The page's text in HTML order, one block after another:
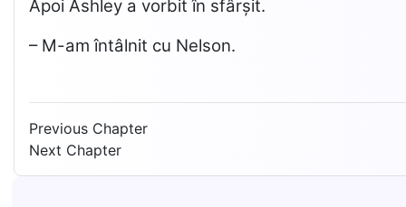
Apoi Ashley a vorbit în sfârșit.
– M-am întâlnit cu Nelson.
Previous Chapter
Next Chapter